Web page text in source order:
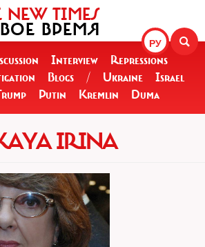
РУ
NEW TIMES
ВРЕМЯ
Interview
Repressions
Blogs / Ukraine
Israel
Putin Kremlin Duma
IRINA